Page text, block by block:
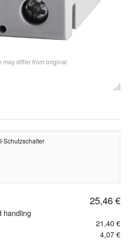
may differ from original
Schutzschalter
25,46 €
handling
21,40 €
4,07 €